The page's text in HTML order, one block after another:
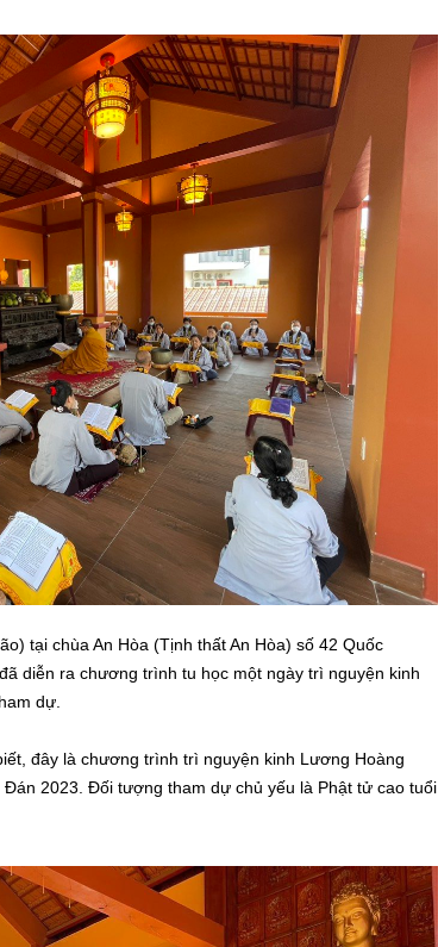
tại chùa An Hòa (Tịnh thất An Hòa) số 42 Quốc
diễn ra chương trình tu học một ngày trì nguyện kinh
dự.
đây là chương trình trì nguyện kinh Lương Hoàng
2023. Đối tượng tham dự chủ yếu là Phật tử cao tuổi